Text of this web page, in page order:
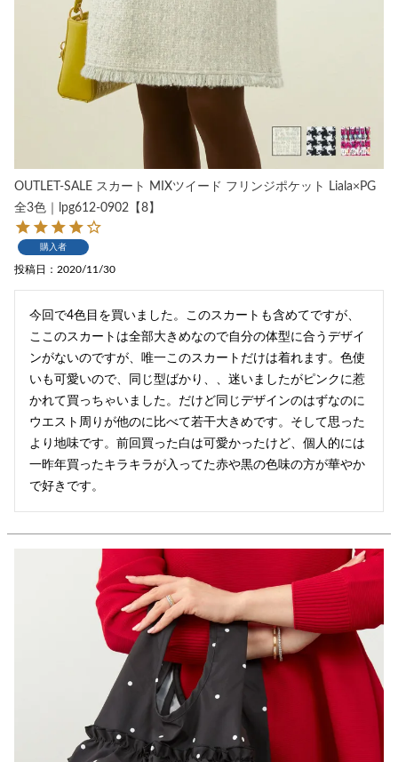
OUTLET-SALE スカート MIXツイード フリンジポケット Liala×PG
全3色｜lpg612-0902【8】
購入者
投稿日 2020/11/30
今回で4色目を買いました。このスカートも含めてですが、
ここのスカートは全部大きめなので自分の体型に合うデザイ
ンがないのですが、唯一このスカートだけは着れます。色使
いも可愛いので、同じ型ばかり、、迷いましたがピンクに惹
かれて買っちゃいました。だけど同じデザインのはずなのに
ウエスト周りが他のに比べて若干大きめです。そして思った
より地味です。前回買った白は可愛かったけど、個人的には
一昨年買ったキラキラが入ってた赤や黒の色味の方が華やか
で好きです。